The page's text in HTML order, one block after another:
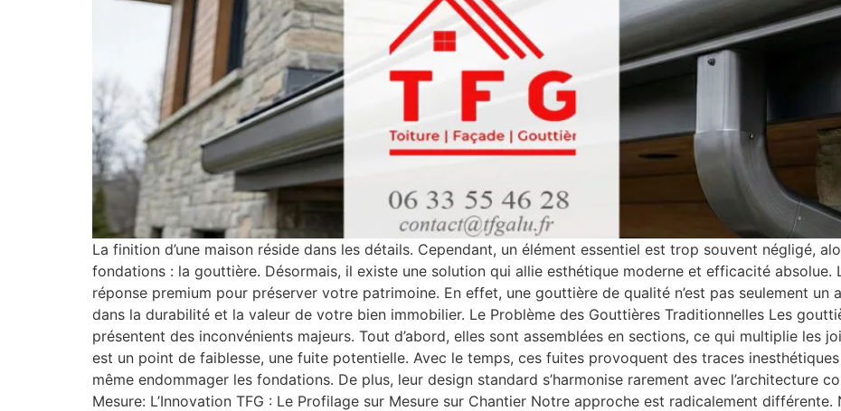
La finition d’une maison réside dans les détails. Cependant, un élément essentiel est trop souvent négligé,
fondations : la gouttière. Désormais, il existe une solution qui allie esthétique moderne et efficacité absolue.
réponse premium pour préserver votre patrimoine. En effet, une gouttière de qualité n’est pas seulement un
dans la durabilité et la valeur de votre bien immobilier. Le Problème des Gouttières Traditionnelles Les
présentent des inconvénients majeurs. Tout d’abord, elles sont assemblées en sections, ce qui multiplie les
est un point de faiblesse, une fuite potentielle. Avec le temps, ces fuites provoquent des traces
même endommager les fondations. De plus, leur design standard s’harmonise rarement avec l’architecture
Mesure: L’Innovation TFG : Le Profilage sur Mesure sur Chantier Notre approche est radicalement